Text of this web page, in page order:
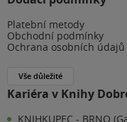
Platební metody
Obchodní podmínky
Ochrana osobních údajů
Vše důležité
Kariéra v Knihy
KNIHKUPEC - BRNO